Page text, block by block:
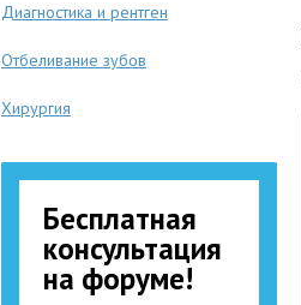
Диагностика и рентген
Отбеливание зубов
Хирургия
Бесплатная
консультация
на форуме!